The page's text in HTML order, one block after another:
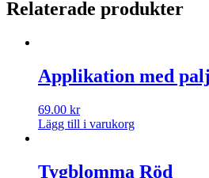
Relaterade produkter
Applikation med
69.00 kr
Lägg till i varukorg
Tygblomma Röd